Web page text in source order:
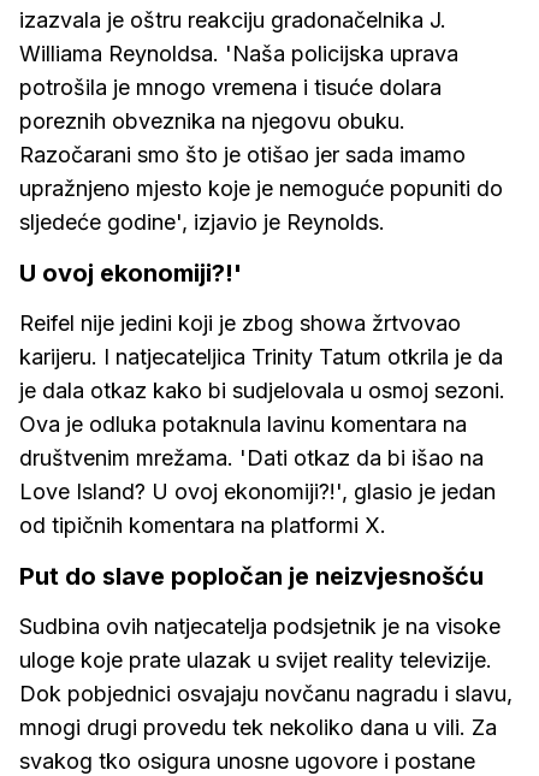
izazvala je oštru reakciju gradonačelnika J.
Williama Reynoldsa. 'Naša policijska uprava
potrošila je mnogo vremena i tisuće dolara
poreznih obveznika na njegovu obuku.
Razočarani smo što je otišao jer sada imamo
upražnjeno mjesto koje je nemoguće popuniti do
sljedeće godine', izjavio je Reynolds.
U ovoj ekonomiji?!'
Reifel nije jedini koji je zbog showa žrtvovao
karijeru. I natjecateljica Trinity Tatum otkrila je da
je dala otkaz kako bi sudjelovala u osmoj sezoni.
Ova je odluka potaknula lavinu komentara na
društvenim mrežama. 'Dati otkaz da bi išao na
Love Island? U ovoj ekonomiji?!', glasio je jedan
od tipičnih komentara na platformi X.
Put do slave popločan je neizvjesnošću
Sudbina ovih natjecatelja podsjetnik je na visoke
uloge koje prate ulazak u svijet reality televizije.
Dok pobjednici osvajaju novčanu nagradu i slavu,
mnogi drugi provedu tek nekoliko dana u vili. Za
svakog tko osigura unosne ugovore i postane